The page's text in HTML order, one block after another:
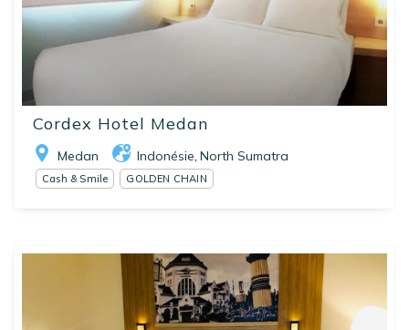
Cordex Hotel Medan
Medan Indonésie North Sumatra
Cash & Smile GOLDEN CHAIN